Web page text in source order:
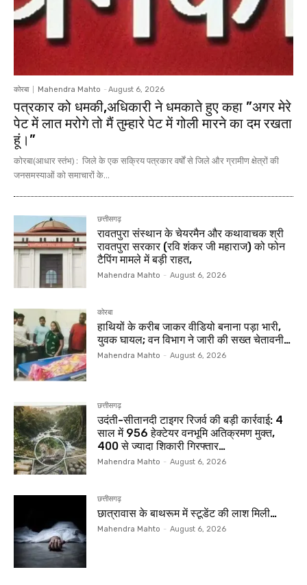
कोरबा Mahendra Mahto - August 6, 2026
पत्रकार को धमकी,अधिकारी ने धमकाते हुए कहा ”अगर मेरे
पेट में लात मरोगे तो मैं तुम्हारे पेट में गोली मारने का दम रखता
हूं।”
कोरबा(आधार स्तंभ) : जिले के एक सक्रिय पत्रकार वर्षों से जिले और ग्रामीण क्षेत्रों की
जनसमस्याओं को समाचारों के...
छत्तीसगढ़
रावतपुरा संस्थान के चेयरमैन और कथावाचक श्री
रावतपुरा सरकार (रवि शंकर जी महाराज) को फोन
टैपिंग मामले में बड़ी राहत,
Mahendra Mahto - August 6, 2026
कोरबा
हाथियों के करीब जाकर वीडियो बनाना पड़ा भारी,
युवक घायल; वन विभाग ने जारी की सख्त चेतावनी…
Mahendra Mahto - August 6, 2026
छत्तीसगढ़
उदंती-सीतानदी टाइगर रिजर्व की बड़ी कार्रवाई: 4
साल में 956 हेक्टेयर वनभूमि अतिक्रमण मुक्त,
400 से ज्यादा शिकारी गिरफ्तार…
Mahendra Mahto - August 6, 2026
छत्तीसगढ़
छात्रावास के बाथरूम में स्टूडेंट की लाश मिली…
Mahendra Mahto - August 6, 2026